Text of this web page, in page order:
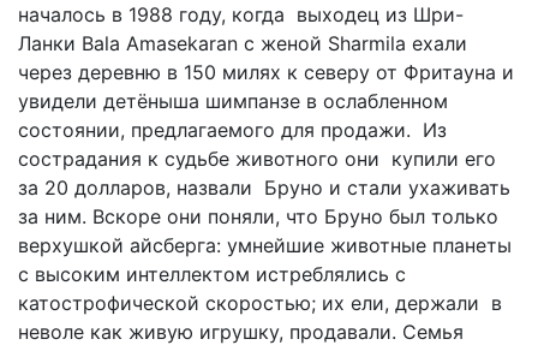
началось в 1988 году, когда выходец из Шри-
Ланки Bala Amasekaran с женой Sharmila ехали
через деревню в 150 милях к северу от Фритауна и
увидели детёныша шимпанзе в ослабленном
состоянии, предлагаемого для продажи. Из
сострадания к судьбе животного они купили его
за 20 долларов, назвали Бруно и стали ухаживать
за ним. Вскоре они поняли, что Бруно был только
верхушкой айсберга: умнейшие животные планеты
с высоким интеллектом истреблялись с
катострофической скоростью; их ели, держали в
неволе как живую игрушку, продавали. Семья